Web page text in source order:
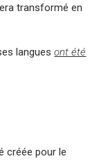
transformé en
languesont été
créée pour le